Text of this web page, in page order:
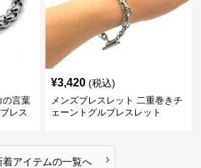
の言葉
レス
¥3,420 (税込)
メンズブレスレット 二重巻きチ
ェーントグルブレスレット
着アイテムの一覧へ ›